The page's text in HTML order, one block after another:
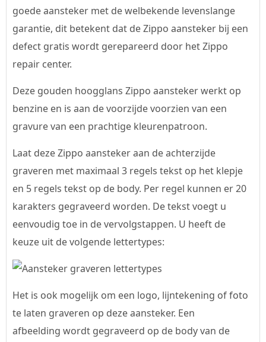
goede aansteker met de welbekende levenslange
garantie, dit betekent dat de Zippo aansteker bij een
defect gratis wordt gerepareerd door het Zippo
repair center.
Deze gouden hoogglans Zippo aansteker werkt op
benzine en is aan de voorzijde voorzien van een
gravure van een prachtige kleurenpatroon.
Laat deze Zippo aansteker aan de achterzijde
graveren met maximaal 3 regels tekst op het klepje
en 5 regels tekst op de body. Per regel kunnen er 20
karakters gegraveerd worden. De tekst voegt u
eenvoudig toe in de vervolgstappen. U heeft de
keuze uit de volgende lettertypes:
Het is ook mogelijk om een logo, lijntekening of foto
te laten graveren op deze aansteker. Een
afbeelding wordt gegraveerd op de body van de